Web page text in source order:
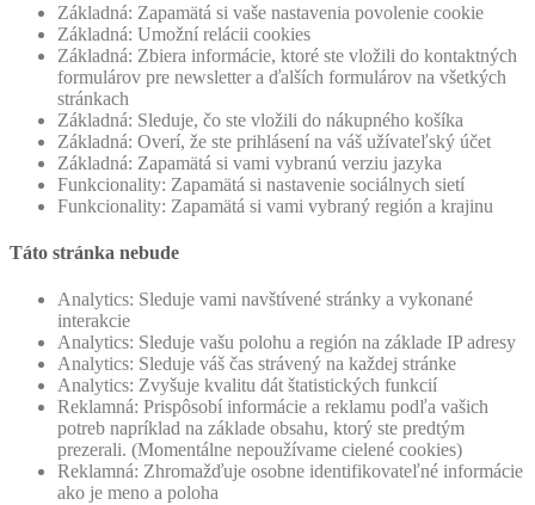
Základná: Zapamätá si vaše nastavenia povolenie cookie
Základná: Umožní relácii cookies
Základná: Zbiera informácie, ktoré ste vložili do kontaktných
formulárov pre newsletter a ďalších formulárov na všetkých
stránkach
Základná: Sleduje, čo ste vložili do nákupného košíka
Základná: Overí, že ste prihlásení na váš užívateľský účet
Základná: Zapamätá si vami vybranú verziu jazyka
Funkcionality: Zapamätá si nastavenie sociálnych sietí
Funkcionality: Zapamätá si vami vybraný región a krajinu
Táto stránka nebude
Analytics: Sleduje vami navštívené stránky a vykonané
interakcie
Analytics: Sleduje vašu polohu a región na základe IP adresy
Analytics: Sleduje váš čas strávený na každej stránke
Analytics: Zvyšuje kvalitu dát štatistických funkcií
Reklamná: Prispôsobí informácie a reklamu podľa vašich
potreb napríklad na základe obsahu, ktorý ste predtým
prezerali. (Momentálne nepoužívame cielené cookies)
Reklamná: Zhromažďuje osobne identifikovateľné informácie
ako je meno a poloha